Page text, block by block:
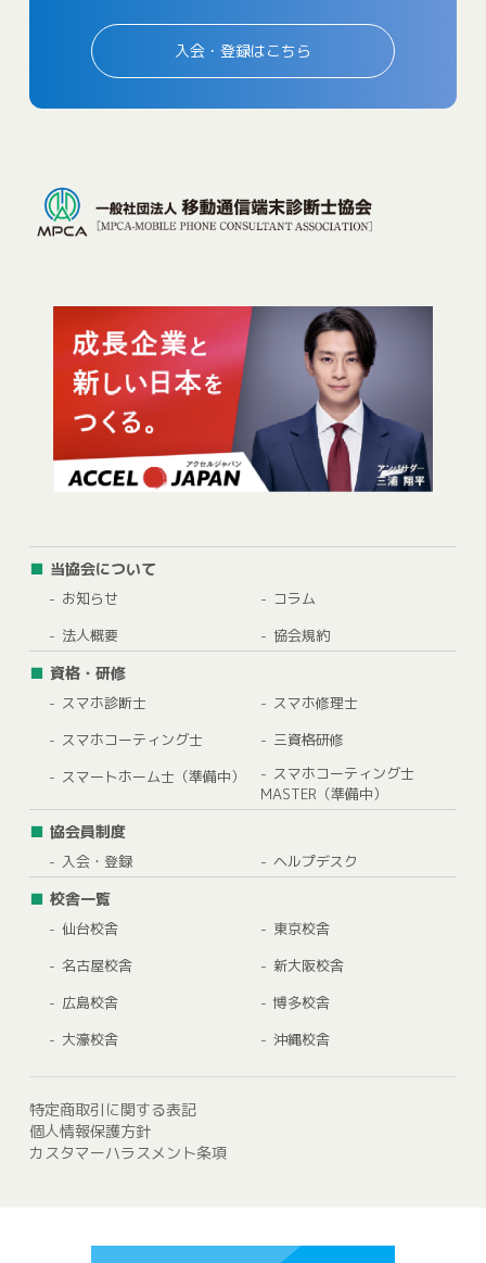
入会・登録はこちら
当協会について
お知らせ
コラム
法人概要
協会規約
資格・研修
スマホ診断士
スマホ修理士
スマホコーティング士
三資格研修
スマートホーム士（準備中）
スマホコーティング士
MASTER（準備中）
協会員制度
入会・登録 ヘルプデスク
校舎一覧
仙台校舎
東京校舎
名古屋校舎
新大阪校舎
広島校舎
博多校舎
大濠校舎
沖縄校舎
特定商取引に関する表記
個人情報保護方針
カスタマーハラスメント条項